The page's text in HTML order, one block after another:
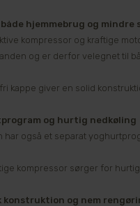
hjemmebrug og mindre
kompressor og kraftige
og er derfor velegnet til
kappe giver en solid
og hurtig nedkøling
har også et separat
kompressor sørger for
konstruktion og nem